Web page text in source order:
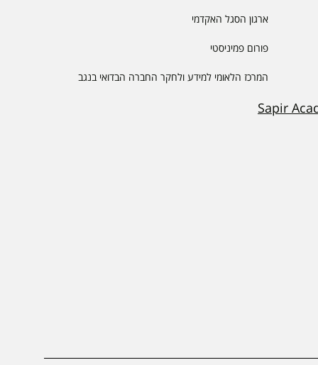
ארגון הסגל האקדמי
פורום פמיניסטי
המרכז הלאומי למידע ולחקר החברה הבדואי בנגב
Sapir